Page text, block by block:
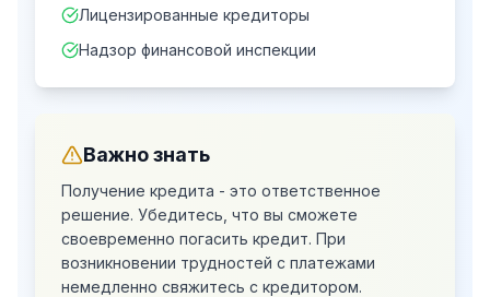
Лицензированные кредиторы
Надзор финансовой инспекции
Важно знать
Получение кредита - это ответственное
решение. Убедитесь, что вы сможете
своевременно погасить кредит. При
возникновении трудностей с платежами
немедленно свяжитесь с кредитором.